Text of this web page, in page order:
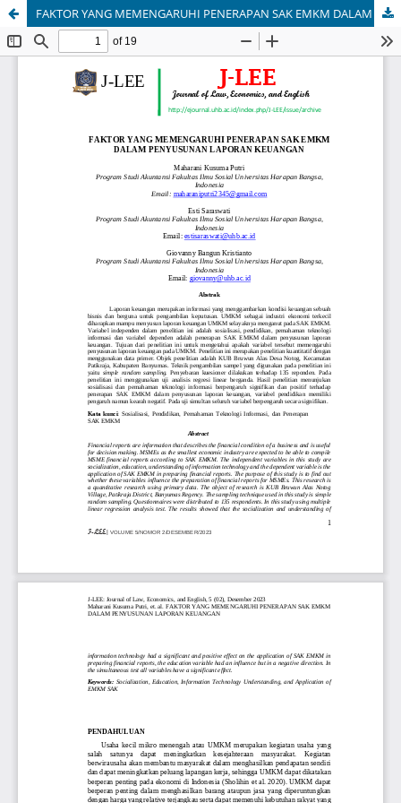
FAKTOR YANG MEMENGARUHI PENERAPAN SAK EMKM DALAM PENYUSUNAN LAPORAN KEUANGAN UMKM